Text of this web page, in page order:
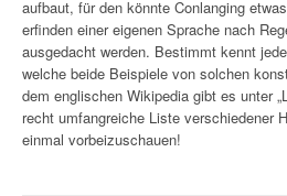
aufbaut, für den könnte Conlanging
erfinden einer eigenen Sprache nach
ausgedacht werden. Bestimmt kennt
welche beide Beispiele von solchen
dem englischen Wikipedia gibt es unter
recht umfangreiche Liste verschiedener
einmal vorbeizuschauen!